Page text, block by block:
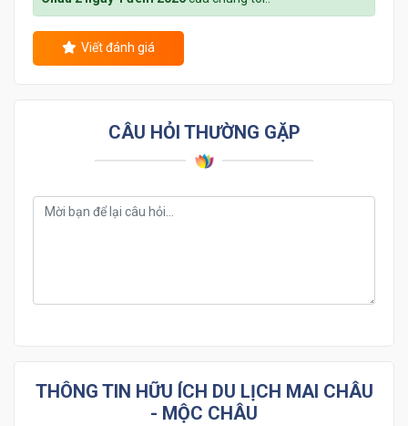
Viết đánh giá
CÂU HỎI THƯỜNG GẶP
THÔNG TIN HỮU ÍCH DU LỊCH MAI CHÂU
- MỘC CHÂU